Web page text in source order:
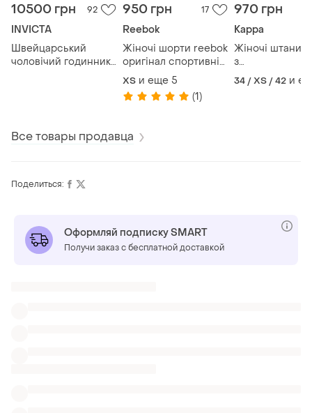
10500 грн 92
INVICTA
Швейцарський
чоловічий годинник
950 грн 17
Reebok
Жіночі шорти reebok
оригінал спортивні
базові женские
шорты reebok
оригинал
ХS и еще 5
(1)
970 грн
Kappa
Жіночі штани
з
штаны kappa с
34 / XS / 42 и
Все товары продавца
Поделиться:
Оформляй подписку SMART
Получи заказ с бесплатной доставкой